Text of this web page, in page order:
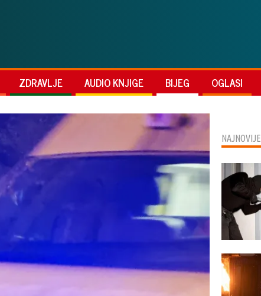
ZDRAVLJE AUDIO KNJIGE BIJEG OGLASI
NAJNOVIJE